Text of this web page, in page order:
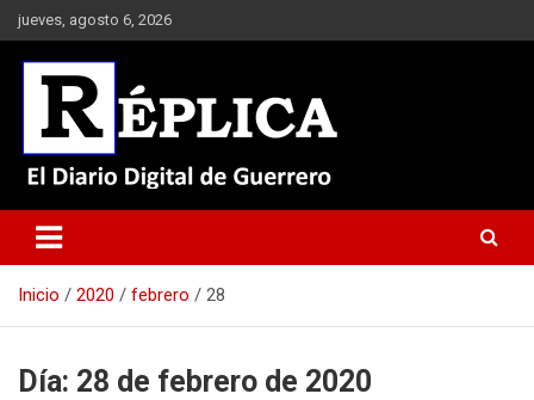
Saltar
al
contenido
jueves, agosto 6, 2026
Réplica
Inicio 2020 febrero 28
Día: 28 de febrero de 2020